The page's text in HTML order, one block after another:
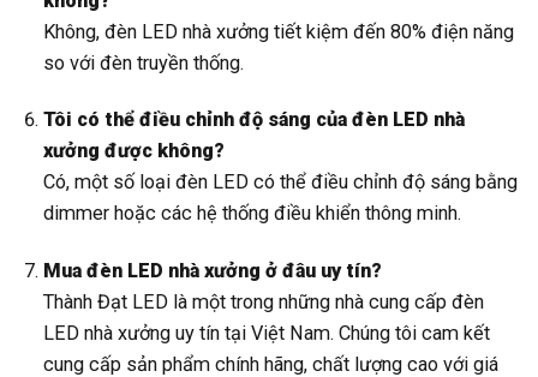
Không, đèn LED nhà xưởng tiết kiệm đến 80% điện năng
so với đèn truyền thống.
Tôi có thể điều chỉnh độ sáng của đèn LED nhà
xưởng được không?
Có, một số loại đèn LED có thể điều chỉnh độ sáng bằng
dimmer hoặc các hệ thống điều khiển thông minh.
Mua đèn LED nhà xưởng ở đâu uy tín?
Thành Đạt LED là một trong những nhà cung cấp đèn
LED nhà xưởng uy tín tại Việt Nam. Chúng tôi cam kết
cung cấp sản phẩm chính hãng, chất lượng cao với giá